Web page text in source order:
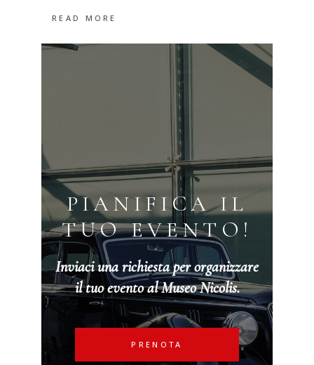
READ MORE
PIANIFICA IL
TUO EVENTO!
Inviaci una richiesta per organizzare
il tuo evento al Museo Nicolis.
PRENOTA